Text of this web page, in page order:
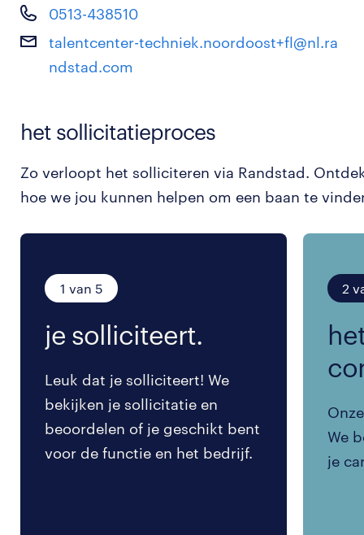
0513-438510
talentcenter-techniek.noordoost+fl@nl.ra
ndstad.com
het sollicitatieproces
Zo verloopt het solliciteren via Randstad.
hoe we jou kunnen helpen om een baan te
1 van 5
je solliciteert.
Leuk dat je solliciteert! We
bekijken je sollicitatie en
beoordelen of je geschikt bent
voor de functie en het bedrijf.
2
We
je